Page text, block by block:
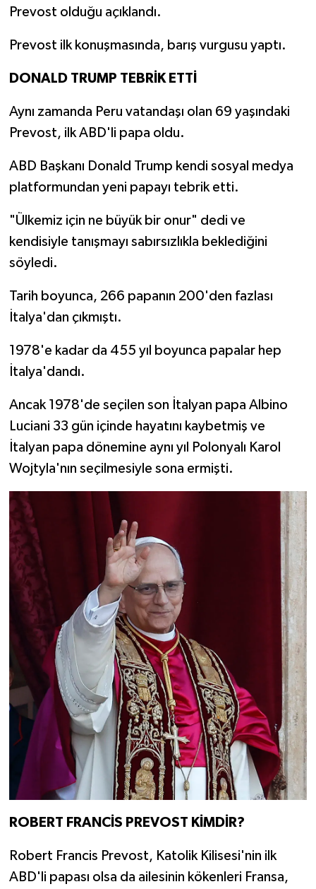
Prevost olduğu açıklandı.
Prevost ilk konuşmasında, barış vurgusu yaptı.
DONALD TRUMP TEBRİK ETTİ
Aynı zamanda Peru vatandaşı olan 69 yaşındaki
Prevost, ilk ABD'li papa oldu.
ABD Başkanı Donald Trump kendi sosyal medya
platformundan yeni papayı tebrik etti.
"Ülkemiz için ne büyük bir onur" dedi ve
kendisiyle tanışmayı sabırsızlıkla beklediğini
söyledi.
Tarih boyunca, 266 papanın 200'den fazlası
İtalya'dan çıkmıştı.
1978'e kadar da 455 yıl boyunca papalar hep
İtalya'dandı.
Ancak 1978'de seçilen son İtalyan papa Albino
Luciani 33 gün içinde hayatını kaybetmiş ve
İtalyan papa dönemine aynı yıl Polonyalı Karol
Wojtyla'nın seçilmesiyle sona ermişti.
ROBERT FRANCİS PREVOST KİMDİR?
Robert Francis Prevost, Katolik Kilisesi'nin ilk
ABD'li papası olsa da ailesinin kökenleri Fransa,